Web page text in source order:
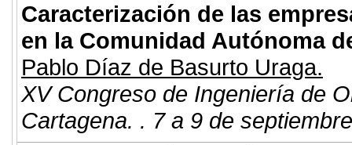
Caracterización de las
en la Comunidad Autónoma
Pablo Díaz de Basurto Uraga.
XV Congreso de Ingeniería de
Cartagena. . 7 a 9 de